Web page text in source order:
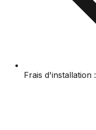
Frais d'installation :